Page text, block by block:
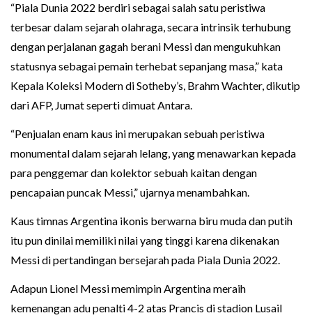
“Piala Dunia 2022 berdiri sebagai salah satu peristiwa
terbesar dalam sejarah olahraga, secara intrinsik terhubung
dengan perjalanan gagah berani Messi dan mengukuhkan
statusnya sebagai pemain terhebat sepanjang masa,” kata
Kepala Koleksi Modern di Sotheby’s, Brahm Wachter, dikutip
dari AFP, Jumat seperti dimuat Antara.
“Penjualan enam kaus ini merupakan sebuah peristiwa
monumental dalam sejarah lelang, yang menawarkan kepada
para penggemar dan kolektor sebuah kaitan dengan
pencapaian puncak Messi,” ujarnya menambahkan.
Kaus timnas Argentina ikonis berwarna biru muda dan putih
itu pun dinilai memiliki nilai yang tinggi karena dikenakan
Messi di pertandingan bersejarah pada Piala Dunia 2022.
Adapun Lionel Messi memimpin Argentina meraih
kemenangan adu penalti 4-2 atas Prancis di stadion Lusail